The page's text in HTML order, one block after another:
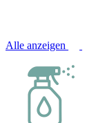
Alle anzeigen